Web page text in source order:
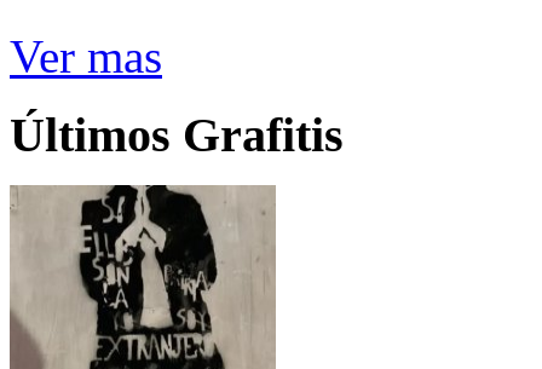
Ver mas
Últimos Grafitis